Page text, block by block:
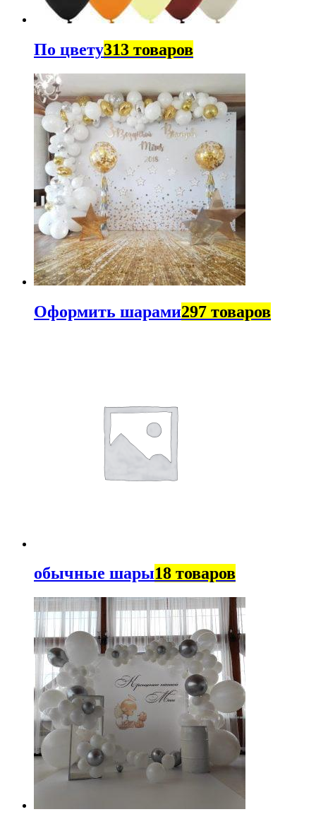
По цвету313 товаров
Оформить шарами297 товаров
обычные шары18 товаров